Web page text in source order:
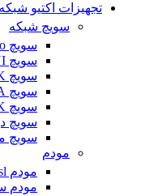
تجهیزات اکتیو شبکه
سویچ شبکه
سویچ cisco
سویچ HRUI
سویچ MICROTIK
سویچ TENDA
سویچ TPLINK
سویچ
سویچ
مودم
مودم dsl-vdsl
مودم